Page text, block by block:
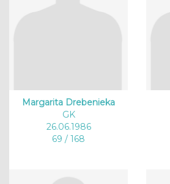
Margarita Drebenieka
GK
26.06.1986
69 / 168